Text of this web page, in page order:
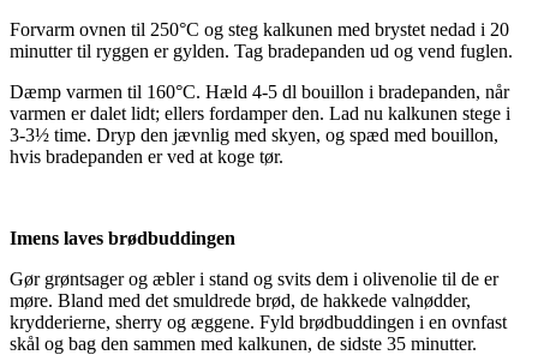
Forvarm ovnen til 250°C og steg kalkunen med brystet nedad i 20
minutter til ryggen er gylden. Tag bradepanden ud og vend fuglen.
Dæmp varmen til 160°C. Hæld 4-5 dl bouillon i bradepanden, når
varmen er dalet lidt; ellers fordamper den. Lad nu kalkunen stege i
3-3½ time. Dryp den jævnlig med skyen, og spæd med bouillon,
hvis bradepanden er ved at koge tør.
Imens laves brødbuddingen
Gør grøntsager og æbler i stand og svits dem i olivenolie til de er
møre. Bland med det smuldrede brød, de hakkede valnødder,
krydderierne, sherry og æggene. Fyld brødbuddingen i en ovnfast
skål og bag den sammen med kalkunen, de sidste 35 minutter.